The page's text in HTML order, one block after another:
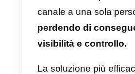
app di
collaborativa da
di vendita o di
cliente.